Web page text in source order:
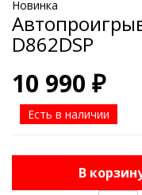
Новинка
D862DSP
10 990 ₽
Есть в наличии
В